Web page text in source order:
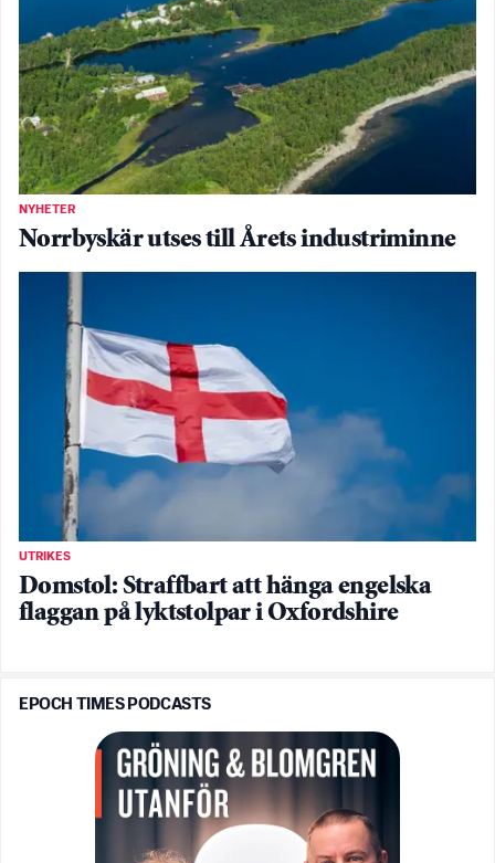
NYHETER
Norrbyskär utses till Årets industriminne
UTRIKES
Domstol: Straffbart att hänga engelska
flaggan på lyktstolpar i Oxfordshire
EPOCH TIMES PODCASTS